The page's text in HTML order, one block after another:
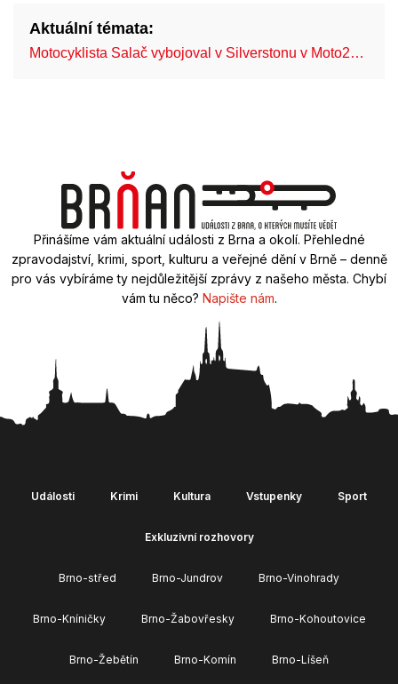
Aktuální témata:
Motocyklista Salač vybojoval v Silverstonu v Moto2…
Přinášíme vám aktuální události z Brna a okolí. Přehledné
zpravodajství, krimi, sport, kulturu a veřejné dění v Brně – denně
pro vás vybíráme ty nejdůležitější zprávy z našeho města. Chybí
vám tu něco? Napište nám.
Události Krimi Kultura Vstupenky Sport
Exkluzivní rozhovory
Brno-střed Brno-Jundrov Brno-Vinohrady
Brno-Kníničky Brno-Žabovřesky Brno-Kohoutovice
Brno-Žebětín Brno-Komín Brno-Líšeň